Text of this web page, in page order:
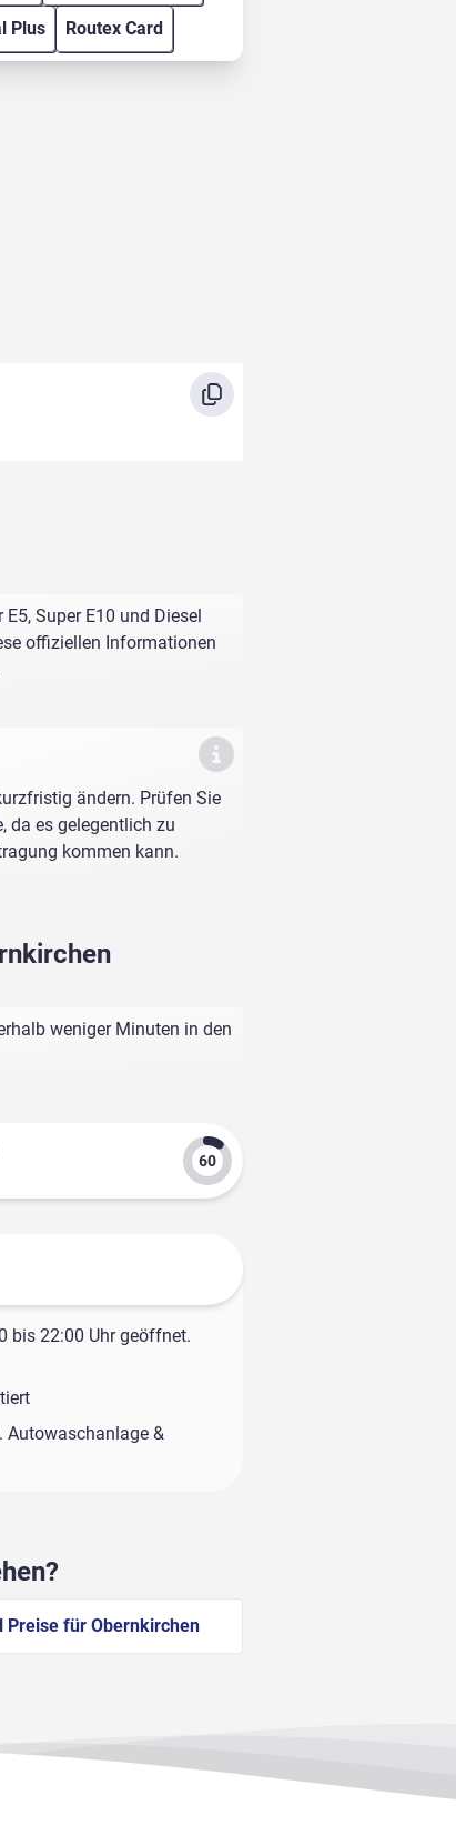
Plus Routex Card
Super E10 und Diesel
offiziellen Informationen
ändern. Prüfen Sie
da es gelegentlich zu
kommen kann.
weniger Minuten in den
bis 22:00 Uhr geöffnet.
Autowaschanlage &
Preise für Obernkirchen